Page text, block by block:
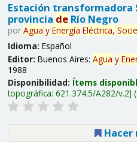
Estación transformadora
provincia deRío Negro
por Agua y Energía Eléctrica,
Idioma: Español
Editor: Buenos Aires: Agua y
1988
Disponibilidad: Ítems
topográfica: 621.374.5/A282/v.2
Hacer